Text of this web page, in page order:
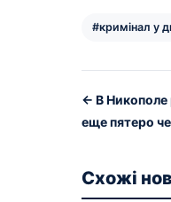
#кримінал у
← В Никополе
еще пятеро
Схожі